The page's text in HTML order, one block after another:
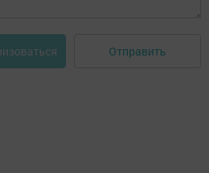
Отправить